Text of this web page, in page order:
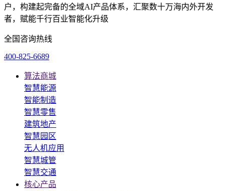
户，构建起完备的全域AI产品体系，汇聚数十万海内外开发
者，赋能千行百业智能化升级
全国咨询热线
400-825-6689
算法商城
智慧能源
智能制造
智慧零售
建筑地产
智慧园区
无人机应用
智慧城管
智慧交通
核心产品